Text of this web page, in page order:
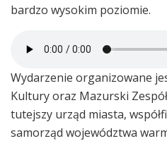
bardzo wysokim poziomie.
Wydarzenie organizowane
Kultury oraz Mazurski
tutejszy urząd miasta,
samorząd województwa